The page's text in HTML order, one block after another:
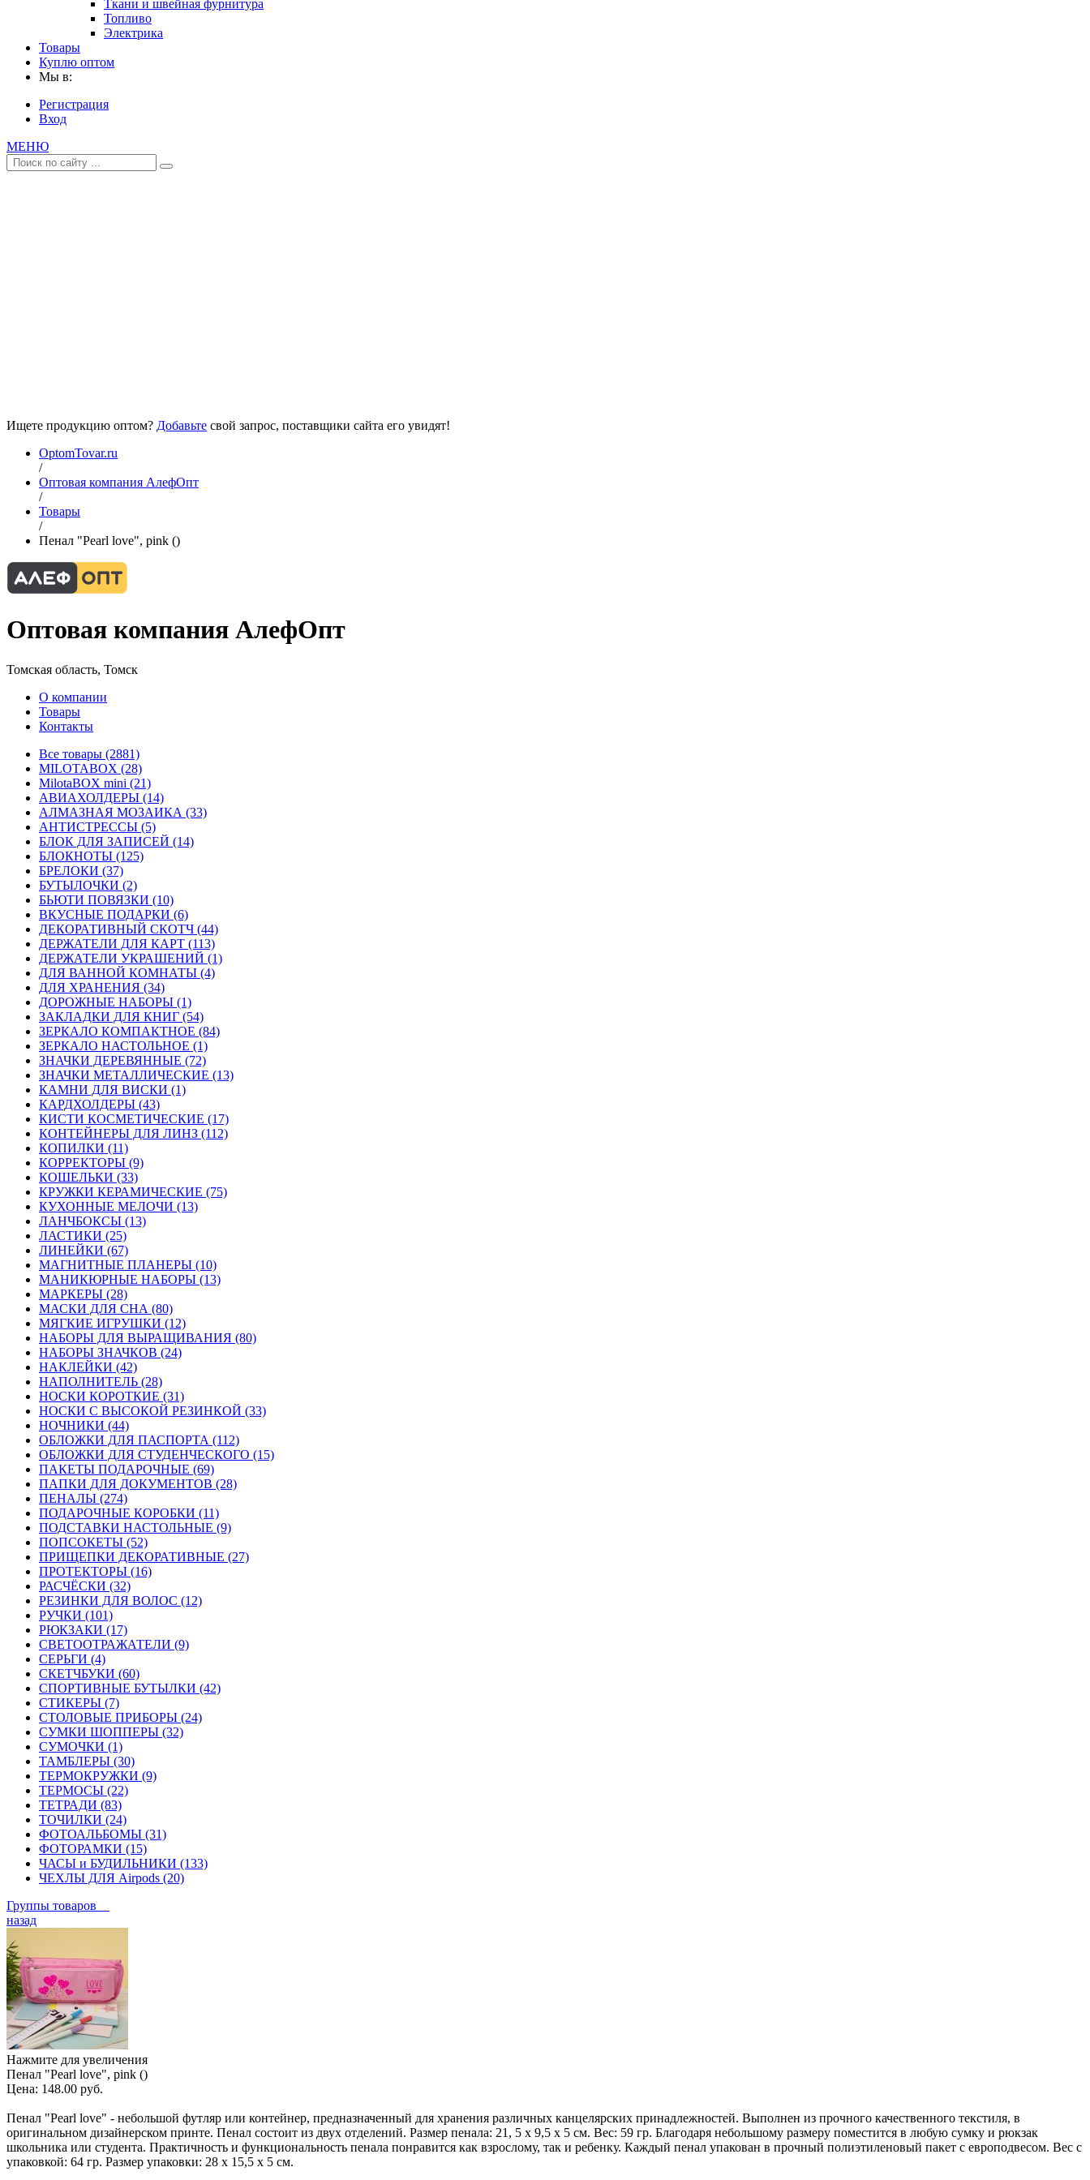
Ткани и швейная фурнитура
Топливо
Электрика
Товары
Куплю оптом
Мы в:
Регистрация
Вход
МЕНЮ
Ищете продукцию оптом? Добавьте свой запрос, поставщики сайта его увидят!
OptomTovar.ru
/
Оптовая компания АлефОпт
/
Товары
/
Пенал "Pearl love", pink ()
Оптовая компания АлефОпт
Томская область, Томск
О компании
Товары
Контакты
Все товары (2881)
MILOTABOX (28)
MilotaBOX mini (21)
АВИАХОЛДЕРЫ (14)
АЛМАЗНАЯ МОЗАИКА (33)
АНТИСТРЕССЫ (5)
БЛОК ДЛЯ ЗАПИСЕЙ (14)
БЛОКНОТЫ (125)
БРЕЛОКИ (37)
БУТЫЛОЧКИ (2)
БЬЮТИ ПОВЯЗКИ (10)
ВКУСНЫЕ ПОДАРКИ (6)
ДЕКОРАТИВНЫЙ СКОТЧ (44)
ДЕРЖАТЕЛИ ДЛЯ КАРТ (113)
ДЕРЖАТЕЛИ УКРАШЕНИЙ (1)
ДЛЯ ВАННОЙ КОМНАТЫ (4)
ДЛЯ ХРАНЕНИЯ (34)
ДОРОЖНЫЕ НАБОРЫ (1)
ЗАКЛАДКИ ДЛЯ КНИГ (54)
ЗЕРКАЛО КОМПАКТНОЕ (84)
ЗЕРКАЛО НАСТОЛЬНОЕ (1)
ЗНАЧКИ ДЕРЕВЯННЫЕ (72)
ЗНАЧКИ МЕТАЛЛИЧЕСКИЕ (13)
КАМНИ ДЛЯ ВИСКИ (1)
КАРДХОЛДЕРЫ (43)
КИСТИ КОСМЕТИЧЕСКИЕ (17)
КОНТЕЙНЕРЫ ДЛЯ ЛИНЗ (112)
КОПИЛКИ (11)
КОРРЕКТОРЫ (9)
КОШЕЛЬКИ (33)
КРУЖКИ КЕРАМИЧЕСКИЕ (75)
КУХОННЫЕ МЕЛОЧИ (13)
ЛАНЧБОКСЫ (13)
ЛАСТИКИ (25)
ЛИНЕЙКИ (67)
МАГНИТНЫЕ ПЛАНЕРЫ (10)
МАНИКЮРНЫЕ НАБОРЫ (13)
МАРКЕРЫ (28)
МАСКИ ДЛЯ СНА (80)
МЯГКИЕ ИГРУШКИ (12)
НАБОРЫ ДЛЯ ВЫРАЩИВАНИЯ (80)
НАБОРЫ ЗНАЧКОВ (24)
НАКЛЕЙКИ (42)
НАПОЛНИТЕЛЬ (28)
НОСКИ КОРОТКИЕ (31)
НОСКИ С ВЫСОКОЙ РЕЗИНКОЙ (33)
НОЧНИКИ (44)
ОБЛОЖКИ ДЛЯ ПАСПОРТА (112)
ОБЛОЖКИ ДЛЯ СТУДЕНЧЕСКОГО (15)
ПАКЕТЫ ПОДАРОЧНЫЕ (69)
ПАПКИ ДЛЯ ДОКУМЕНТОВ (28)
ПЕНАЛЫ (274)
ПОДАРОЧНЫЕ КОРОБКИ (11)
ПОДСТАВКИ НАСТОЛЬНЫЕ (9)
ПОПСОКЕТЫ (52)
ПРИЩЕПКИ ДЕКОРАТИВНЫЕ (27)
ПРОТЕКТОРЫ (16)
РАСЧЁСКИ (32)
РЕЗИНКИ ДЛЯ ВОЛОС (12)
РУЧКИ (101)
РЮКЗАКИ (17)
СВЕТООТРАЖАТЕЛИ (9)
СЕРЬГИ (4)
СКЕТЧБУКИ (60)
СПОРТИВНЫЕ БУТЫЛКИ (42)
СТИКЕРЫ (7)
СТОЛОВЫЕ ПРИБОРЫ (24)
СУМКИ ШОППЕРЫ (32)
СУМОЧКИ (1)
ТАМБЛЕРЫ (30)
ТЕРМОКРУЖКИ (9)
ТЕРМОСЫ (22)
ТЕТРАДИ (83)
ТОЧИЛКИ (24)
ФОТОАЛЬБОМЫ (31)
ФОТОРАМКИ (15)
ЧАСЫ и БУДИЛЬНИКИ (133)
ЧЕХЛЫ ДЛЯ Airpods (20)
Группы товаров
назад
Нажмите для увеличения
Пенал "Pearl love", pink ()
Цена: 148.00 руб.
Пенал "Pearl love" - небольшой футляр или контейнер, предназначенный для хранения различных канцелярских принадлежностей. Выполнен из прочного качественного текстиля, в
оригинальном дизайнерском принте. Пенал состоит из двух отделений. Размер пенала: 21, 5 х 9,5 х 5 см. Вес: 59 гр. Благодаря небольшому размеру поместится в любую сумку и рюкзак
школьника или студента. Практичность и функциональность пенала понравится как взрослому, так и ребенку. Каждый пенал упакован в прочный полиэтиленовый пакет с европодвесом. Вес с
упаковкой: 64 гр. Размер упаковки: 28 х 15,5 х 5 см.